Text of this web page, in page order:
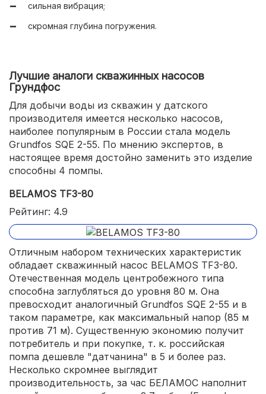
сильная вибрация;
скромная глубина погружения.
Лучшие аналоги скважинных насосов
Грундфос
Для добычи воды из скважин у датского
производителя имеется несколько насосов,
наиболее популярным в России стала модель
Grundfos SQE 2-55. По мнению экспертов, в
настоящее время достойно заменить это изделие
способны 4 помпы.
BELAMOS TF3-80
Рейтинг: 4.9
Отличным набором технических характеристик
обладает скважинный насос BELAMOS TF3-80.
Отечественная модель центробежного типа
способна заглубляться до уровня 80 м. Она
превосходит аналогичный Grundfos SQE 2-55 и в
таком параметре, как максимальный напор (85 м
против 71 м). Существенную экономию получит
потребитель и при покупке, т. к. российская
помпа дешевле "датчанина" в 5 и более раз.
Несколько скромнее выглядит
производительность, за час БЕЛАМОС наполнит